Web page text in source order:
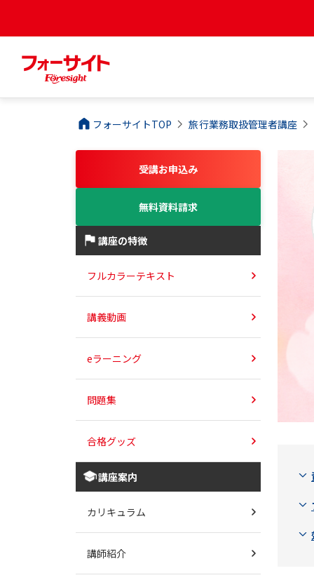
フォーサイトTOP 旅行業務取扱管理者講座
受講お申込み
無料資料請求
講座の特徴
フルカラーテキスト
講義動画
eラーニング
問題集
合格グッズ
講座案内
カリキュラム
講師紹介